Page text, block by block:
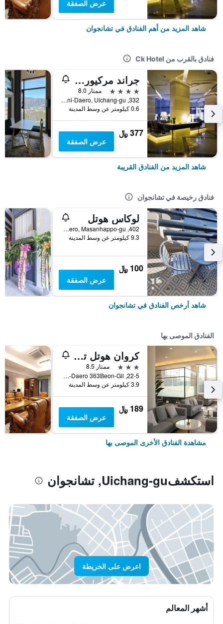
عرض الصفقة
شاهد المزيد من أهم الفنادق في تشانجوان
فنادق بالقرب من Ck Hotel
جراند مركيور أمباسادور تشانجون
4 نجوم
ممتاز 8.0
332, Woni-Daero, Uichang-gu, تشانجوان, كوريا الجنوبية
0.6 كيلومتر عن وسط المدينة
377 ﷼
عرض الصفقة
شاهد المزيد من الفنادق القريبة
فنادق رخيصة في تشانجوان
لوكاس هوتل
402, Haean-daero, Masanhappo-gu, تشانجوان, كوريا الجنوبية
9.3 كيلومتر عن وسط المدينة
100 ﷼
عرض الصفقة
شاهد أرخص الفنادق في تشانجوان
الفنادق الموصى بها
كروان هوتل تشانجوون
3 نجوم
ممتاز 8.5
22-5, Changwon-Daero 363Beon-Gil, تشانجوان, كوريا الجنوبية
3.9 كيلومتر عن وسط المدينة
189 ﷼
عرض الصفقة
مشاهدة الفنادق الأخرى الموصى بها
استكشفUichang-gu, تشانجوان
اعرض على الخريطة
أشهر المعالم